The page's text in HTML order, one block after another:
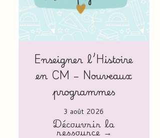
Enseigner l’Histoire
en CM – Nouveaux
programmes
3 août 2026
Découvrir la
ressource →